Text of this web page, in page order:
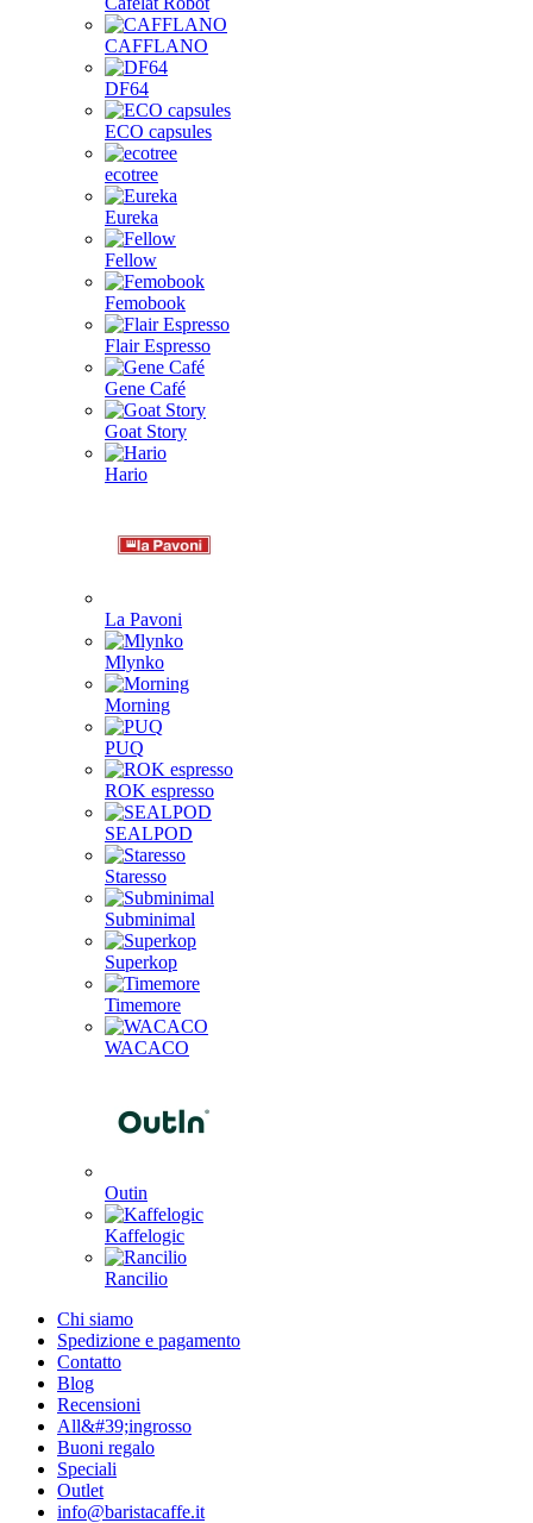
CAFFLANO
DF64
ECO capsules
ecotree
Eureka
Fellow
Femobook
Flair Espresso
Gene Café
Goat Story
Hario
La Pavoni
Mlynko
Morning
PUQ
ROK espresso
SEALPOD
Staresso
Subminimal
Superkop
Timemore
WACACO
Outin
Kaffelogic
Rancilio
Chi siamo
Spedizione e pagamento
Contatto
Blog
Recensioni
All&#39;ingrosso
Buoni regalo
Speciali
Outlet
info@baristacaffe.it